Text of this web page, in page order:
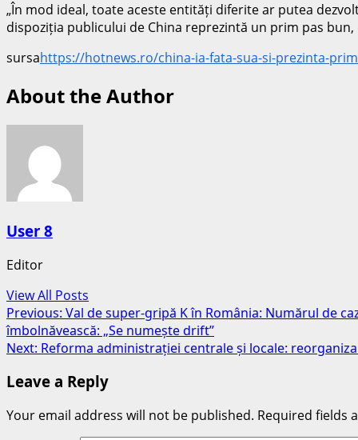
„În mod ideal, toate aceste entități diferite ar putea
dispoziția publicului de China reprezintă un prim pas
sursahttps://hotnews.ro/china-ia-fata-sua-si-prezinta-
About the Author
User 8
Editor
View All Posts
Post
navigation
Previous: Val de super-gripă K în România: Numărul de
îmbolnăvească: „Se numește drift”
Next: Reforma administrației centrale și locale:
Leave a Reply
Your email address will not be published. Required fields